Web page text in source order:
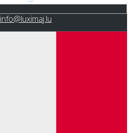
​info@luximaj.lu